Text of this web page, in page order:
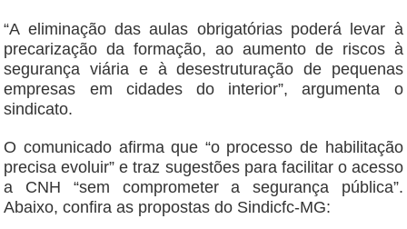
“A eliminação das aulas obrigatórias poderá levar à
precarização da formação, ao aumento de riscos à
segurança viária e à desestruturação de pequenas
empresas em cidades do interior”, argumenta o
sindicato.
O comunicado afirma que “o processo de habilitação
precisa evoluir” e traz sugestões para facilitar o acesso
a CNH “sem comprometer a segurança pública”.
Abaixo, confira as propostas do Sindicfc-MG: